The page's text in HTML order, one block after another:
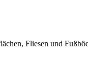
Fliesen und